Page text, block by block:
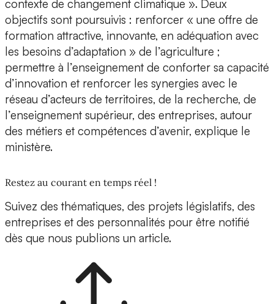
contexte de changement climatique ». Deux
objectifs sont poursuivis : renforcer « une offre de
formation attractive, innovante, en adéquation avec
les besoins d’adaptation » de l’agriculture ;
permettre à l’enseignement de conforter sa capacité
d’innovation et renforcer les synergies avec le
réseau d’acteurs de territoires, de la recherche, de
l’enseignement supérieur, des entreprises, autour
des métiers et compétences d’avenir, explique le
ministère.
Restez au courant en temps réel !
Suivez des thématiques, des projets législatifs, des
entreprises et des personnalités pour être notifié
dès que nous publions un article.